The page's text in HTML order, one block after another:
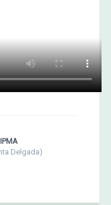
Delgada)